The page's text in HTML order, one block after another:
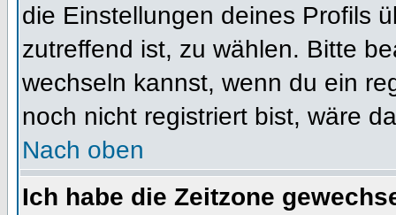
die Einstellungen deines Profils
zutreffend ist, zu wählen. Bitte
wechseln kannst, wenn du ein
noch nicht registriert bist, wäre
Nach oben
Ich habe die Zeitzone